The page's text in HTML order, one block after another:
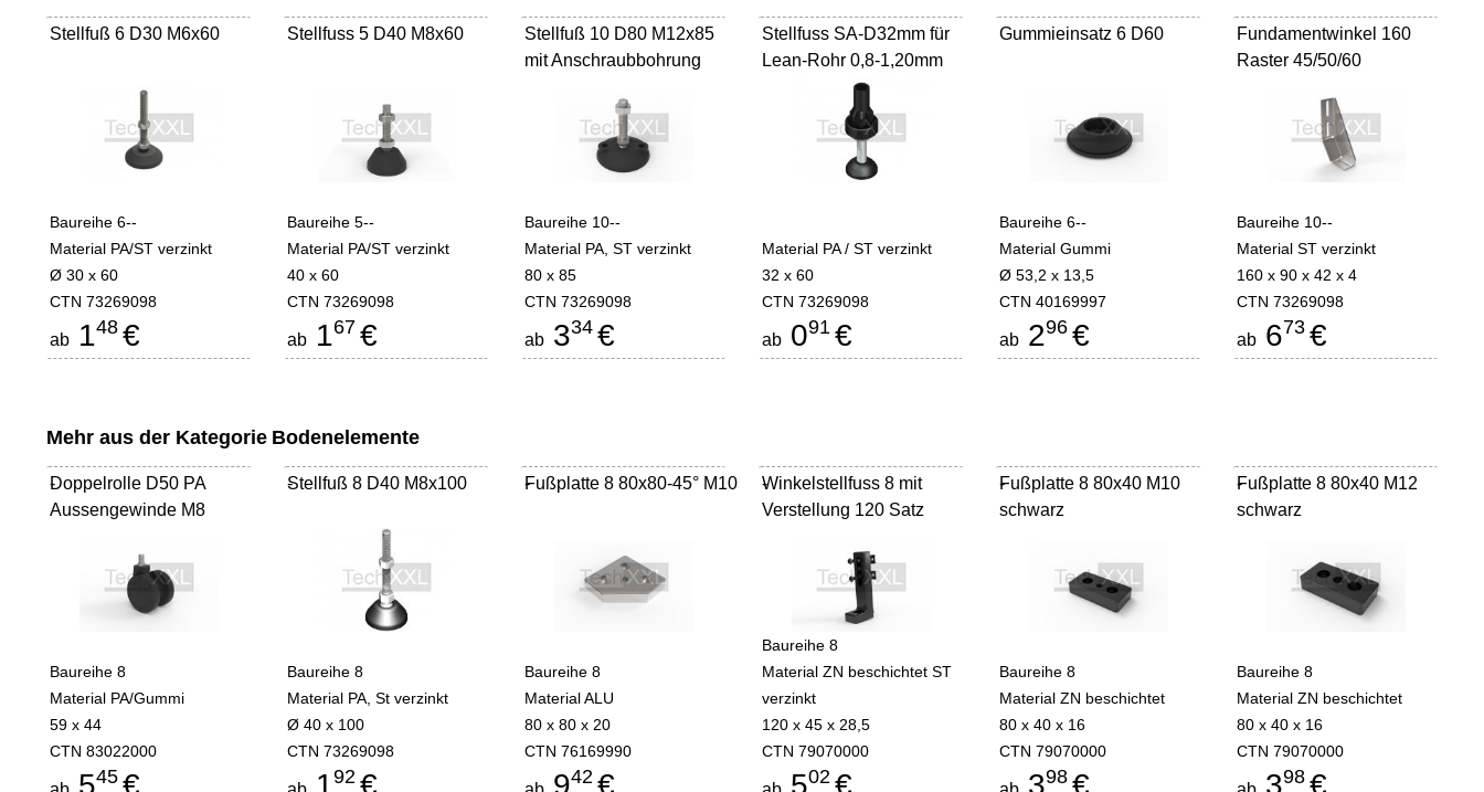
Stellfuß 6 D30 M6x60
Baureihe 6--
Material PA/ST verzinkt
Ø 30 x 60
CTN 73269098
ab 148 €
Stellfuss 5 D40 M8x60
Baureihe 5--
Material PA/ST verzinkt
40 x 60
CTN 73269098
ab 167 €
Stellfuß 10 D80 M12x85
mit Anschraubbohrung
Baureihe 10--
Material PA, ST verzinkt
80 x 85
CTN 73269098
ab 334 €
Stellfuss SA-D32mm für
Lean-Rohr 0,8-1,20mm
Material PA / ST verzinkt
32 x 60
CTN 73269098
ab 091 €
Gummieinsatz 6 D60
Baureihe 6--
Material Gummi
Ø 53,2 x 13,5
CTN 40169997
ab 296 €
Fundamentwinkel 160
Raster 45/50/60
Baureihe 10--
Material ST verzinkt
160 x 90 x 42 x 4
CTN 73269098
ab 673 €
Mehr aus der Kategorie Bodenelemente
Doppelrolle D50 PA
Aussengewinde M8
-
Baureihe 8
Material PA/Gummi
59 x 44
CTN 83022000
545 €
Stellfuß 8 D40 M8x100
-
Baureihe 8
Material PA, St verzinkt
Ø 40 x 100
CTN 73269098
192 €
Fußplatte 8 80x80-45° M10
-
Baureihe 8
Material ALU
80 x 80 x 20
CTN 76169990
942 €
Winkelstellfuss 8 mit
Verstellung 120 Satz
-
Baureihe 8
Material ZN beschichtet ST
verzinkt
120 x 45 x 28,5
CTN 79070000
502 €
Fußplatte 8 80x40 M10
schwarz
-
Baureihe 8
Material ZN beschichtet
80 x 40 x 16
CTN 79070000
398 €
Fußplatte 8 80x40 M12
schwarz
-
Baureihe 8
Material ZN beschichtet
80 x 40 x 16
CTN 79070000
398 €